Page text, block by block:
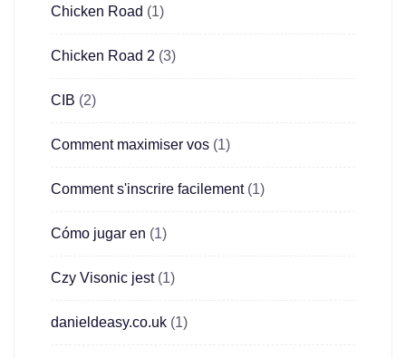
Chicken Road (1)
Chicken Road 2 (3)
CIB (2)
Comment maximiser vos (1)
Comment s'inscrire facilement(1)
Cómo jugar en (1)
Czy Visonic jest(1)
danieldeasy.co.uk (1)